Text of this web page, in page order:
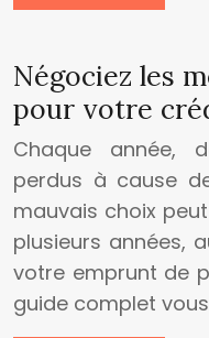
Négociez les
pour votre
Chaque année,
perdus à cause
mauvais choix
plusieurs années,
votre emprunt de
guide complet